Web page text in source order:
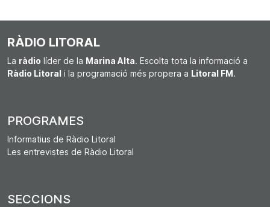
RÀDIO LITORAL
La ràdio líder de la Marina Alta. Escolta tota la informació a
Ràdio Litoral i la programació més propera a Litoral FM.
PROGRAMES
Informatius de Ràdio Litoral
Les entrevistes de Ràdio Litoral
SECCIONS